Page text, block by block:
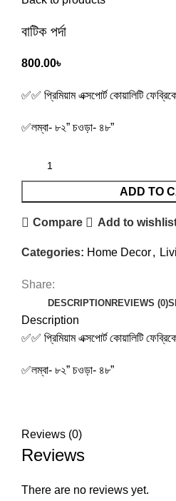
বাটিক পর্দা
800.00৳
✅✅ প্রিমিয়াম এক্সপোর্ট কোয়ালিটি
✅লম্বা- ৮২” চওড়া- ৪৮”
ADD TO
Compare Add to
Categories: Home Decor,
Share:
DESCRIPTIONREVIEWS (0)
Description
✅✅ প্রিমিয়াম এক্সপোর্ট কোয়ালিটি
✅লম্বা- ৮২” চওড়া- ৪৮”
Reviews (0)
Reviews
There are no reviews yet.